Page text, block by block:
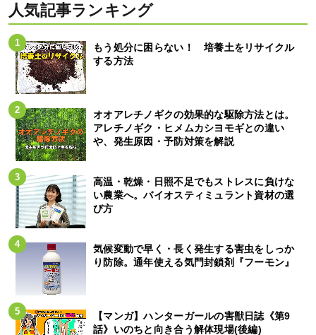
人気記事ランキング
もう処分に困らない！ 培養土をリサイクル
する方法
オオアレチノギクの効果的な駆除方法とは。
アレチノギク・ヒメムカシヨモギとの違い
や、発生原因・予防対策を解説
高温・乾燥・日照不足でもストレスに負けな
い農業へ。バイオスティミュラント資材の選
び方
気候変動で早く・長く発生する害虫をしっか
り防除。通年使える気門封鎖剤『フーモン』
【マンガ】ハンターガールの害獣日誌《第9
話》いのちと向き合う解体現場(後編)